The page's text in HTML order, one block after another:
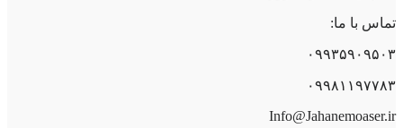
تماس با ما:
۰۹۹۳۵۹۰۹۵۰۳
۰۹۹۸۱۱۹۷۷۸۳
Info@Jahanemoaser.ir